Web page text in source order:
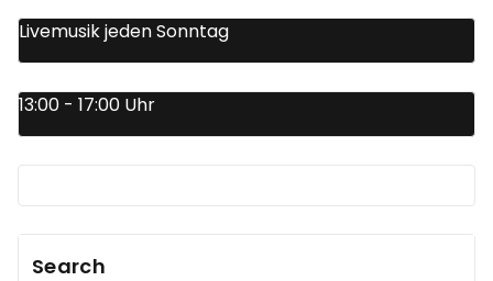
Livemusik jeden Sonntag
13:00 - 17:00 Uhr
Search